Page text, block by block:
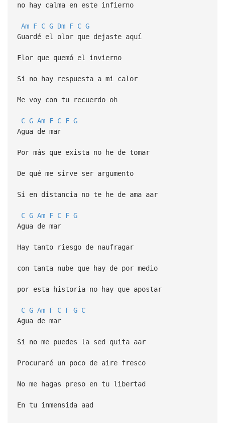
no hay calma en este infierno
Am F C G Dm F C G
Guardé el olor que dejaste aquí
Flor que quemó el invierno
Si no hay respuesta a mi calor
Me voy con tu recuerdo oh
C G Am F C F G
Agua de mar
Por más que exista no he de tomar
De qué me sirve ser argumento
Si en distancia no te he de ama aar
C G Am F C F G
Agua de mar
Hay tanto riesgo de naufragar
con tanta nube que hay de por medio
por esta historia no hay que apostar
C G Am F C F G C
Agua de mar
Si no me puedes la sed quita aar
Procuraré un poco de aire fresco
No me hagas preso en tu libertad
En tu inmensida aad